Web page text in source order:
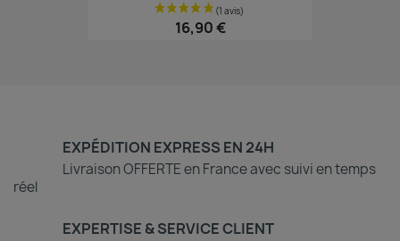
16,90 €
EXPÉDITION EXPRESS EN 24H
Livraison OFFERTE en France avec suivi en temps
réel
EXPERTISE & SERVICE CLIENT